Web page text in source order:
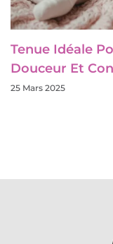
Tenue Idéale
Douceur Et
25 Mars 2025